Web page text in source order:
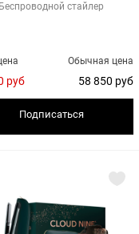
Беспроводной стайлер
Обычная цена
58 850 руб
55 900 руб
Подписаться